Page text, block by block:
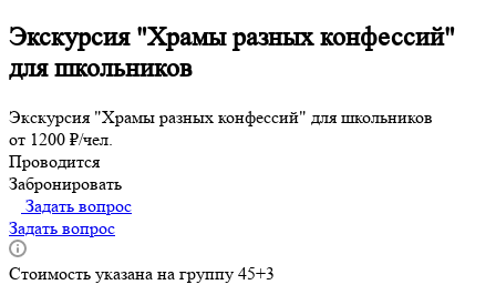
Экскурсия "Храмы разных конфессий"
для школьников
Экскурсия "Храмы разных конфессий" для школьников
от 1200 ₽/чел.
Проводится
Забронировать
Задать вопрос
Задать вопрос
Стоимость указана на группу 45+3